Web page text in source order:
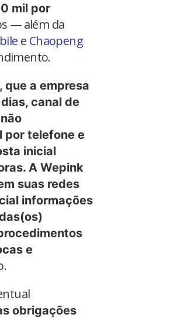
mil por
— além da
e Chaopeng
que a empresa
canal de
por telefone e
inicial
A Wepink
suas redes
informações
e
obrigações